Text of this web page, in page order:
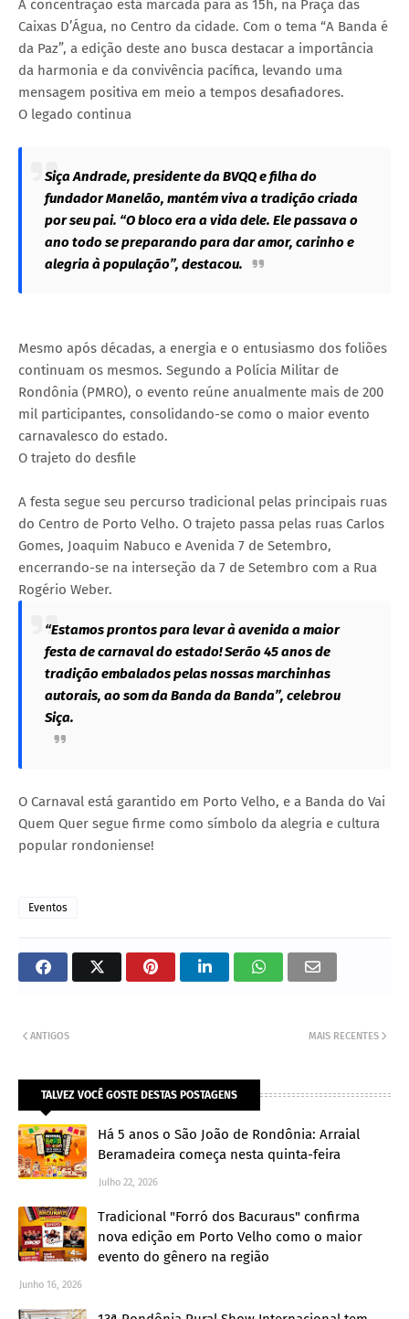
A concentração está marcada para as 15h, na Praça das
Caixas D’Água, no Centro da cidade. Com o tema “A Banda é
da Paz”, a edição deste ano busca destacar a importância
da harmonia e da convivência pacífica, levando uma
mensagem positiva em meio a tempos desafiadores.
O legado continua
Siça Andrade, presidente da BVQQ e filha do
fundador Manelão, mantém viva a tradição criada
por seu pai. “O bloco era a vida dele. Ele passava o
ano todo se preparando para dar amor, carinho e
alegria à população”, destacou.
Mesmo após décadas, a energia e o entusiasmo dos foliões
continuam os mesmos. Segundo a Polícia Militar de
Rondônia (PMRO), o evento reúne anualmente mais de 200
mil participantes, consolidando-se como o maior evento
carnavalesco do estado.
O trajeto do desfile
A festa segue seu percurso tradicional pelas principais ruas
do Centro de Porto Velho. O trajeto passa pelas ruas Carlos
Gomes, Joaquim Nabuco e Avenida 7 de Setembro,
encerrando-se na interseção da 7 de Setembro com a Rua
Rogério Weber.
“Estamos prontos para levar à avenida a maior
festa de carnaval do estado! Serão 45 anos de
tradição embalados pelas nossas marchinhas
autorais, ao som da Banda da Banda”, celebrou
Siça.
O Carnaval está garantido em Porto Velho, e a Banda do Vai
Quem Quer segue firme como símbolo da alegria e cultura
popular rondoniense!
Eventos
MAIS RECENTES
ANTIGOS
TALVEZ VOCÊ GOSTE DESTAS POSTAGENS
Há 5 anos o São João de Rondônia: Arraial
Beramadeira começa nesta quinta-feira
Julho 22, 2026
Tradicional "Forró dos Bacuraus" confirma
nova edição em Porto Velho como o maior
evento do gênero na região
Junho 16, 2026